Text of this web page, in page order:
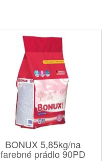
BONUX 5,85kg/na
farebné prádlo 90PD